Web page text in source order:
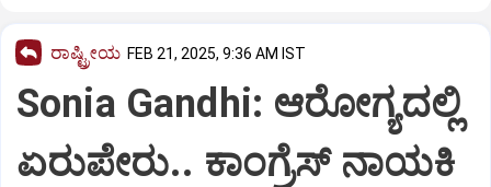
ರಾಷ್ಟ್ರೀಯ FEB 21, 2025, 9:36 AM IST
Sonia Gandhi: ಆರೋಗ್ಯದಲ್ಲಿ
ಏರುಪೇರು.. ಕಾಂಗ್ರೆಸ್ ನಾಯಕಿ